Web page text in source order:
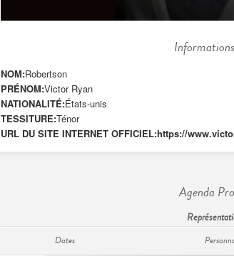
NOM:Robertson
PRÉNOM:Victor Ryan
NATIONALITÉ:États-unis
TESSITURE:Ténor
URL DU SITE INTERNET OFFICIEL:https://
Agenda
Dates